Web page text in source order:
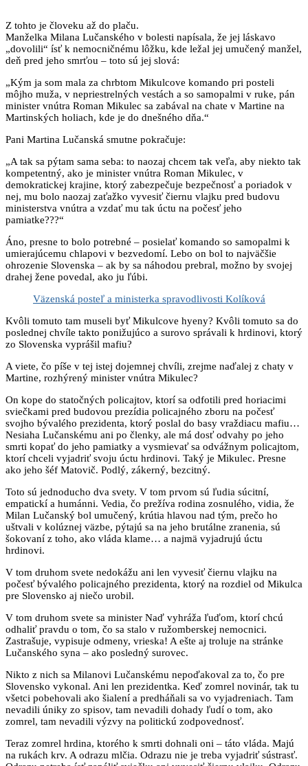
Z tohto je človeku až do plaču.
Manželka Milana Lučanského v bolesti napísala, že jej láskavo
„dovolili“ ísť k nemocničnému lôžku, kde ležal jej umučený manžel,
deň pred jeho smrťou – toto sú jej slová:
„Kým ja som mala za chrbtom Mikulcove komando pri posteli
môjho muža, v nepriestrelných vestách a so samopalmi v ruke, pán
minister vnútra Roman Mikulec sa zabával na chate v Martine na
Martinských holiach, kde je do dnešného dňa.“
Pani Martina Lučanská smutne pokračuje:
„A tak sa pýtam sama seba: to naozaj chcem tak veľa, aby niekto tak
kompetentný, ako je minister vnútra Roman Mikulec, v
demokratickej krajine, ktorý zabezpečuje bezpečnosť a poriadok v
nej, mu bolo naozaj zaťažko vyvesiť čiernu vlajku pred budovu
ministerstva vnútra a vzdať mu tak úctu na počesť jeho
pamiatke???“
Áno, presne to bolo potrebné – posielať komando so samopalmi k
umierajúcemu chlapovi v bezvedomí. Lebo on bol to najväčšie
ohrozenie Slovenska – ak by sa náhodou prebral, možno by svojej
drahej žene povedal, ako ju ľúbi.
Väzenská posteľ a ministerka spravodlivosti Kolíková
Kvôli tomuto tam museli byť Mikulcove hyeny? Kvôli tomuto sa do
poslednej chvíle takto ponižujúco a surovo správali k hrdinovi, ktorý
zo Slovenska vyprášil mafiu?
A viete, čo píše v tej istej dojemnej chvíli, zrejme naďalej z chaty v
Martine, rozhýrený minister vnútra Mikulec?
On kope do statočných policajtov, ktorí sa odfotili pred horiacimi
sviečkami pred budovou prezídia policajného zboru na počesť
svojho bývalého prezidenta, ktorý poslal do basy vraždiacu mafiu…
Nesiaha Lučanskému ani po členky, ale má dosť odvahy po jeho
smrti kopať do jeho pamiatky a vysmievať sa odvážnym policajtom,
ktorí chceli vyjadriť svoju úctu hrdinovi. Taký je Mikulec. Presne
ako jeho šéf Matovič. Podlý, zákerný, bezcitný.
Toto sú jednoducho dva svety. V tom prvom sú ľudia súcitní,
empatickí a humánni. Vedia, čo prežíva rodina zosnulého, vidia, že
Milan Lučanský bol umučený, krútia hlavou nad tým, prečo ho
uštvali v kolúznej väzbe, pýtajú sa na jeho brutálne zranenia, sú
šokovaní z toho, ako vláda klame… a najmä vyjadrujú úctu
hrdinovi.
V tom druhom svete nedokážu ani len vyvesiť čiernu vlajku na
počesť bývalého policajného prezidenta, ktorý na rozdiel od Mikulca
pre Slovensko aj niečo urobil.
V tom druhom svete sa minister Naď vyhráža ľuďom, ktorí chcú
odhaliť pravdu o tom, čo sa stalo v ružomberskej nemocnici.
Zastrašuje, vypisuje odmeny, vrieska! A ešte aj troluje na stránke
Lučanského syna – ako posledný surovec.
Nikto z nich sa Milanovi Lučanskému nepoďakoval za to, čo pre
Slovensko vykonal. Ani len prezidentka. Keď zomrel novinár, tak tu
všetci pobehovali ako šialení a predháňali sa vo vyjadreniach. Tam
nevadili úniky zo spisov, tam nevadili dohady ľudí o tom, ako
zomrel, tam nevadili výzvy na politickú zodpovednosť.
Teraz zomrel hrdina, ktorého k smrti dohnali oni – táto vláda. Majú
na rukách krv. A odrazu mlčia. Odrazu nie je treba vyjadriť sústrasť.